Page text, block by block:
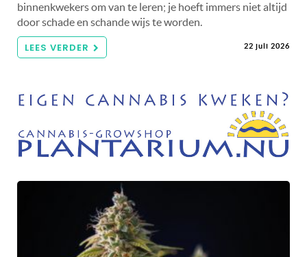
binnenkwekers om van te leren; je hoeft immers niet altijd
door schade en schande wijs te worden.
LEES VERDER 22 juli 2026